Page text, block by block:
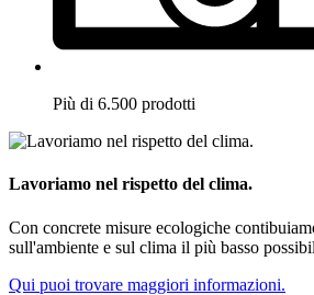
Più di 6.500 prodotti
Lavoriamo nel rispetto del clima.
Con concrete misure ecologiche
sull'ambiente e sul clima il più basso
Qui puoi trovare maggiori informazioni.